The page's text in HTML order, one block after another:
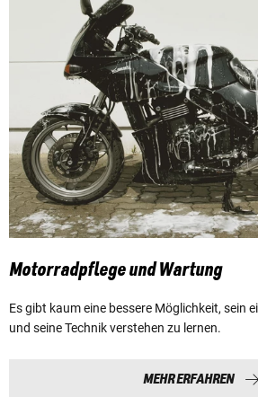
Motorradpflege und Wartung
Es gibt kaum eine bessere Möglichkeit, sein
und seine Technik verstehen zu lernen.
MEHR ERFAHREN